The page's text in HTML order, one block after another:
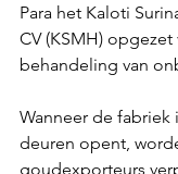
Para het Kaloti
CV (KSMH)
behandeling van
Wanneer de fabriek
deuren opent,
goudexporteurs